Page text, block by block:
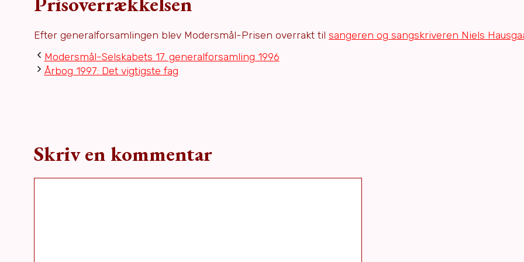
Efter generalforsamlingen blev Modersmål-Prisen overrakt til sangeren og sangskriveren Niels
Modersmål-Selskabets 17. generalforsamling 1996
Årbog 1997: Det vigtigste fag
Skriv en kommentar